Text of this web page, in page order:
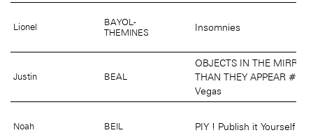
Lionel
BAYOL-
THEMINES
Insomnies
Justin BEAL
OBJECTS IN THE
THAN THEY APPEAR #4
Vegas
Noah BEIL PIY ! Publish it Yourself